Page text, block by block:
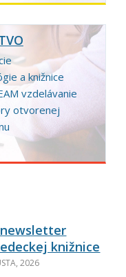
a knižnice
vzdelávanie
otvorenej
knižnice
2026